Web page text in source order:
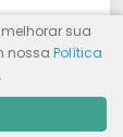
sua
nossa Política
.